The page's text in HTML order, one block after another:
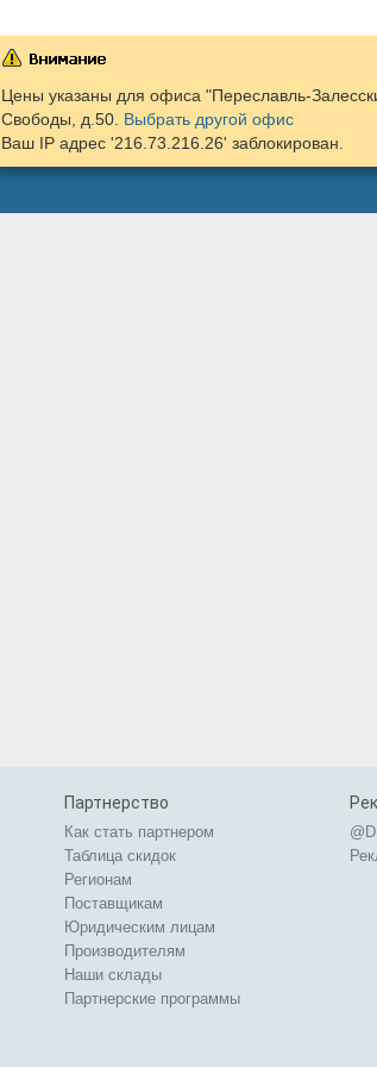
Цены указаны для офиса "Переславль-
Свободы, д.50. Выбрать другой офис
Ваш IP адрес '216.73.216.26' заблокирован.
Партнерство
Как стать партнером
Таблица скидок
Регионам
Поставщикам
Юридическим лицам
Производителям
Наши склады
Партнерские программы